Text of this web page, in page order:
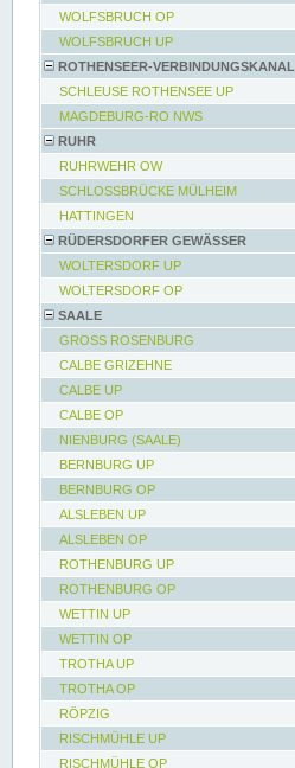
WOLFSBRUCH OP
WOLFSBRUCH UP
ROTHENSEER-VERBINDUNGSKANAL
SCHLEUSE ROTHENSEE UP
MAGDEBURG-RO NWS
RUHR
RUHRWEHR OW
SCHLOSSBRÜCKE MÜLHEIM
HATTINGEN
RÜDERSDORFER GEWÄSSER
WOLTERSDORF UP
WOLTERSDORF OP
SAALE
GROSS ROSENBURG
CALBE GRIZEHNE
CALBE UP
CALBE OP
NIENBURG (SAALE)
BERNBURG UP
BERNBURG OP
ALSLEBEN UP
ALSLEBEN OP
ROTHENBURG UP
ROTHENBURG OP
WETTIN UP
WETTIN OP
TROTHA UP
TROTHA OP
RÖPZIG
RISCHMÜHLE UP
RISCHMÜHLE OP